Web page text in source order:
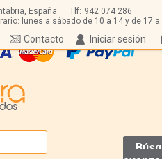
España Tlf: 942 074 286
lunes a sábado de 10 a 14 y de 17 a
Iniciar sesión
Contacto